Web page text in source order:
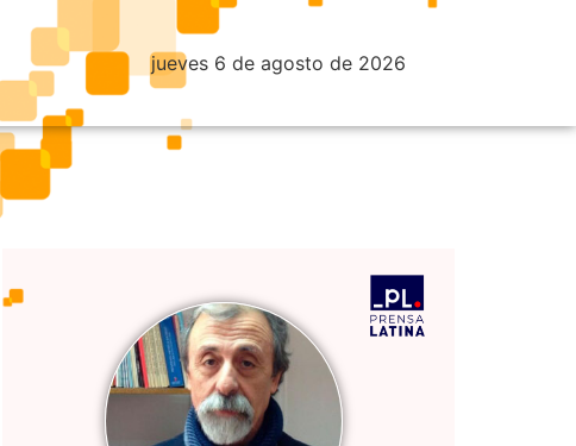
jueves 6 de agosto de 2026